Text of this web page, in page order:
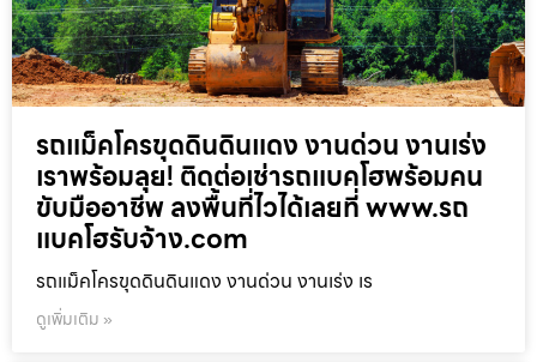
รถแม็คโครขุดดินดินแดง งานด่วน งานเร่ง
เราพร้อมลุย! ติดต่อเช่ารถแบคโฮพร้อมคน
ขับมืออาชีพ ลงพื้นที่ไวได้เลยที่ www.รถ
แบคโฮรับจ้าง.com
รถแม็คโครขุดดินดินแดง งานด่วน งานเร่ง เร
ดูเพิ่มเติม »